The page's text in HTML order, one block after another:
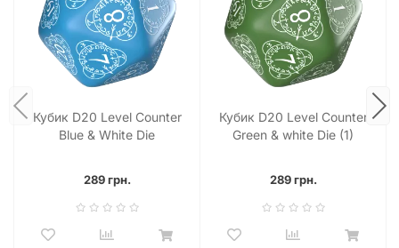
Кубик D20 Level Counter
Blue & White Die
289 грн.
Кубик D20 Level Counter
Green & white Die (1)
289 грн.